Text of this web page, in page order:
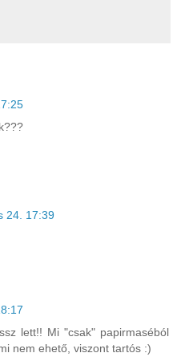
24. 17:39
lett!! Mi "csak" papirmaséból
nem ehető, viszont tartós :)